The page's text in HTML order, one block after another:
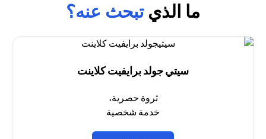
ما الذيتبحث عنه؟
سيتي جولد برايفيت كلاينت
ثروة حصرية،
خدمة شخصية